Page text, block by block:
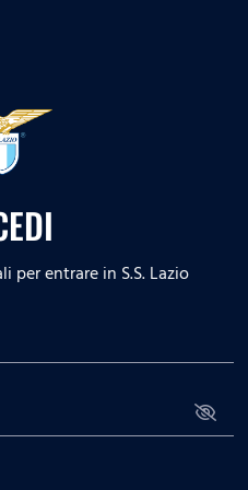
per entrare in S.S. Lazio